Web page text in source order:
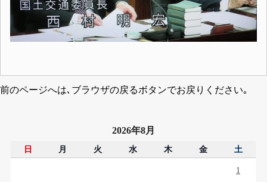
前のページへは､ブラウザの戻るボタンでお戻りください｡
2026年8月
日 月 火 水 木 金 土
1